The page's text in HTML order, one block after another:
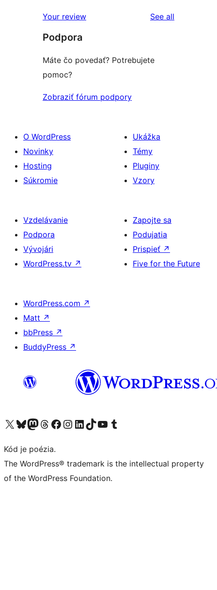
hviezdičkovým
s
hviezdičkovým
hodnotením
Your review See all
Podpora
Máte čo povedať? Potrebujete
pomoc?
Zobraziť fórum podpory
O WordPress
Novinky
Hosting
Súkromie
Ukážka
Témy
Pluginy
Vzory
Vzdelávanie
Podpora
Vývojári
WordPress.tv ↗
Zapojte sa
Podujatia
Prispieť ↗
Five for the Future
WordPress.com ↗
Matt ↗
bbPress ↗
BuddyPress ↗
Navštívte náš účet na X (predtým Twitter)
Navštívte náš účet na platforme Bluesky
Navštívte náš účet na Mastodone
Navštívte náš účet na platforme Threads
Navštívte našu stránku na Facebooku
Navštívte náš účet Instagram
Navštívte náš účet LinkedIn
Navštívte náš účet na platforme TikTok
Navštívte náš kanál YouTube
Navštívte náš účet na platforme Tumblr
Kód je poézia.
The WordPress® trademark is the intellectual property
of the WordPress Foundation.